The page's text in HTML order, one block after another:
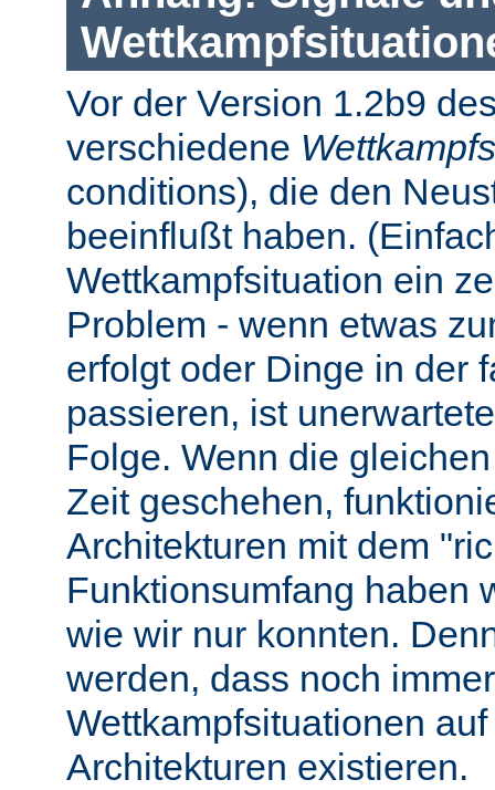
Vor der Version 1.2b9
verschiedene
conditions), die den
beeinflußt haben.
Wettkampfsituation ein
Problem - wenn etwas
erfolgt oder Dinge in der
passieren, ist
Folge. Wenn die
Zeit geschehen,
Architekturen mit dem
Funktionsumfang haben
wie wir nur konnten.
werden, dass noch immer
Wettkampfsituationen
Architekturen existieren.